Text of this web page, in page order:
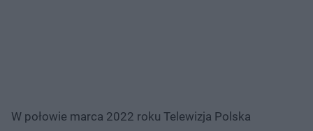
W połowie marca 2022 roku Telewizja Polska